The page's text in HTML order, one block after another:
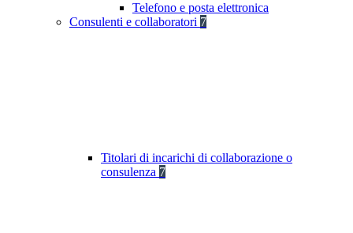
Telefono e posta elettronica
Consulenti e collaboratori 7
Titolari di incarichi di collaborazione o
consulenza 7